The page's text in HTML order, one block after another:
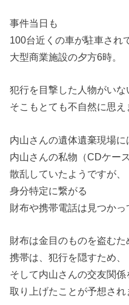
事件当日も
100台近くの車が駐車され
大型商業施設の夕方6時。
犯行を目撃した人物がい
そこもとても不自然に思え
内山さんの遺体遺棄現場に
内山さんの私物（CDケー
散乱していたようですが、
身分特定に繋がる
財布や携帯電話は見つかっ
財布は金目のものを盗むた
携帯は、犯行を隠すため、
そして内山さんの交友関係
取り上げたことが予想され